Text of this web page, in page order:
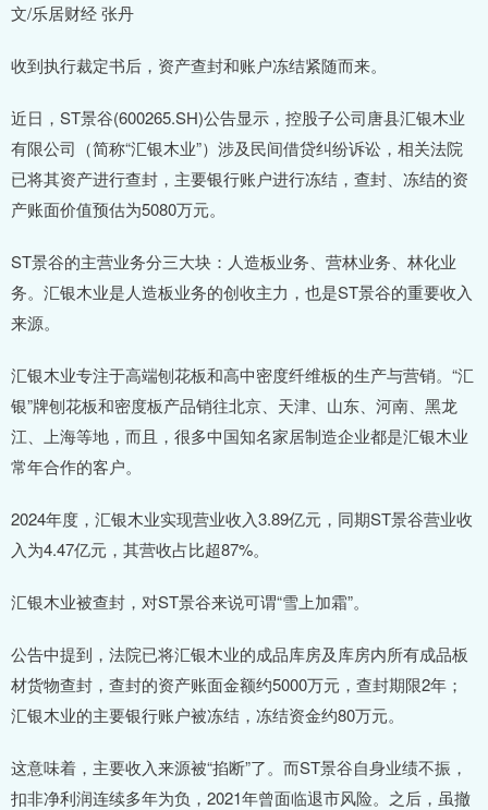
文/乐居财经 张丹
收到执行裁定书后，资产查封和账户冻结紧随而来。
近日，ST景谷(600265.SH)公告显示，控股子公司唐县汇银木业
有限公司（简称“汇银木业”）涉及民间借贷纠纷诉讼，相关法院
已将其资产进行查封，主要银行账户进行冻结，查封、冻结的资
产账面价值预估为5080万元。
ST景谷的主营业务分三大块：人造板业务、营林业务、林化业
务。汇银木业是人造板业务的创收主力，也是ST景谷的重要收入
来源。
汇银木业专注于高端刨花板和高中密度纤维板的生产与营销。“汇
银”牌刨花板和密度板产品销往北京、天津、山东、河南、黑龙
江、上海等地，而且，很多中国知名家居制造企业都是汇银木业
常年合作的客户。
2024年度，汇银木业实现营业收入3.89亿元，同期ST景谷营业收
入为4.47亿元，其营收占比超87%。
汇银木业被查封，对ST景谷来说可谓“雪上加霜”。
公告中提到，法院已将汇银木业的成品库房及库房内所有成品板
材货物查封，查封的资产账面金额约5000万元，查封期限2年；
汇银木业的主要银行账户被冻结，冻结资金约80万元。
这意味着，主要收入来源被“掐断”了。而ST景谷自身业绩不振，
扣非净利润连续多年为负，2021年曾面临退市风险。之后，虽撤